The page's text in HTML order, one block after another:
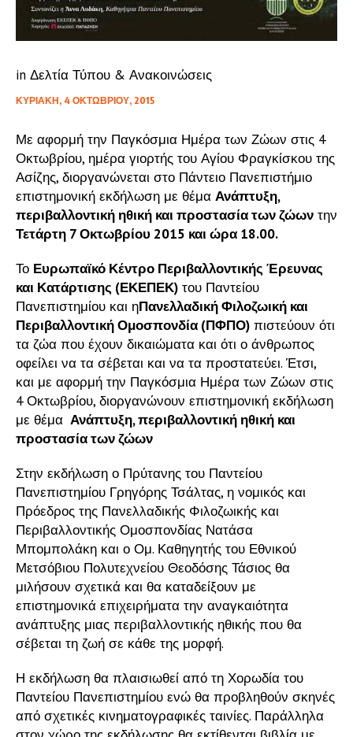
in Δελτία Τύπου & Ανακοινώσεις
ΚΥΡΙΑΚΉ, 4 ΟΚΤΩΒΡΊΟΥ, 2015
Με αφορμή την Παγκόσμια Ημέρα των Ζώων στις 4
Οκτωβρίου, ημέρα γιορτής του Αγίου Φραγκίσκου της
Ασίζης, διοργανώνεται στο Πάντειο Πανεπιστήμιο
επιστημονική εκδήλωση με θέμα Ανάπτυξη,
περιβαλλοντική ηθική και προστασία των ζώων την
Τετάρτη 7 Οκτωβρίου 2015 και ώρα 18.00.
Το Ευρωπαϊκό Κέντρο Περιβαλλοντικής Έρευνας
και Κατάρτισης (ΕΚΕΠΕΚ) του Παντείου
Πανεπιστημίου και ηΠανελλαδική Φιλοζωική και
Περιβαλλοντική Ομοσπονδία (ΠΦΠΟ) πιστεύουν ότι
τα ζώα που έχουν δικαιώματα και ότι ο άνθρωπος
οφείλει να τα σέβεται και να τα προστατεύει. Έτσι,
και με αφορμή την Παγκόσμια Ημέρα των Ζώων στις
4 Οκτωβρίου, διοργανώνουν επιστημονική εκδήλωση
με θέμα Ανάπτυξη, περιβαλλοντική ηθική και
προστασία των ζώων
Στην εκδήλωση ο Πρύτανης του Παντείου
Πανεπιστημίου Γρηγόρης Τσάλτας, η νομικός και
Πρόεδρος της Πανελλαδικής Φιλοζωικής και
Περιβαλλοντικής Ομοσπονδίας Νατάσα
Μπομπολάκη και ο Ομ. Καθηγητής του Εθνικού
Μετσόβιου Πολυτεχνείου Θεοδόσης Τάσιος θα
μιλήσουν σχετικά και θα καταδείξουν με
επιστημονικά επιχειρήματα την αναγκαιότητα
ανάπτυξης μιας περιβαλλοντικής ηθικής που θα
σέβεται τη ζωή σε κάθε της μορφή.
Η εκδήλωση θα πλαισιωθεί από τη Χορωδία του
Παντείου Πανεπιστημίου ενώ θα προβληθούν σκηνές
από σχετικές κινηματογραφικές ταινίες. Παράλληλα